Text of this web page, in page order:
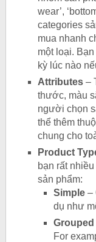
wear’,
categories
mua nhanh
một loại.
kỳ lúc nào
Attributes–
thước, màu
người chọn
thể thêm
chung cho
Product
bạn rất
sản phẩm:
Simple –
dụ như
Grouped
For